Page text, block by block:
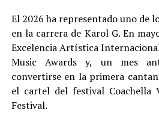
El 2026 ha representado uno de
en la carrera de Karol G. En
Excelencia Artística
Music Awards y, un mes
convertirse en la primera
el cartel del festival Coachella
Festival.